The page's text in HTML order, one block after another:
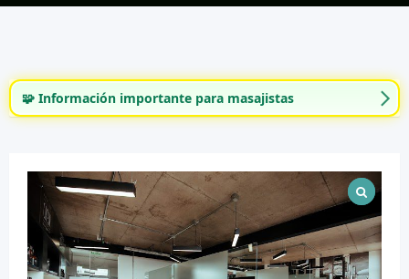
🧩 Información importante para masajistas